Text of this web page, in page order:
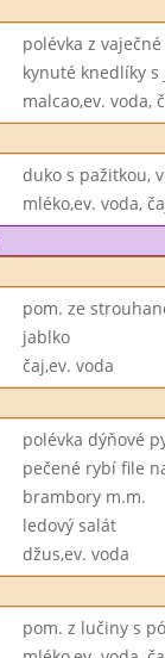
polévka z
kynuté knedlíky
malcao,ev. voda,
duko s pažitkou,
mléko,ev. voda,
pom. ze
jablko
čaj,ev. voda
polévka dýňové
pečené rybí file
brambory m.m.
ledový salát
džus,ev. voda
pom. z lučiny s